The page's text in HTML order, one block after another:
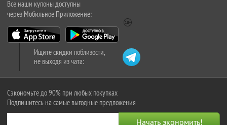
Все наши купоны доступны
через Мобильное Приложение:
Ищите скидки поблизости,
не выходя из чата:
Сэкономьте до 90% при любых покупках
Подпишитесь на самые выгодные предложения